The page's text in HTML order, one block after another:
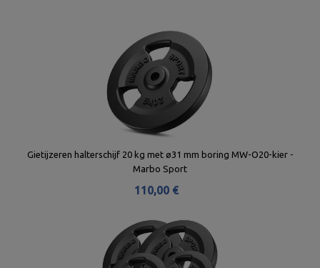
Gietijzeren halterschijf 20 kg met ø31 mm boring MW-O20-kier -
Marbo Sport
110,00 €